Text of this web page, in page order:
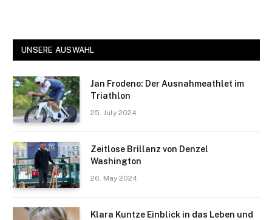
UNSERE AUSWAHL
Jan Frodeno: Der Ausnahmeathlet im
Triathlon
25. July 2024
Zeitlose Brillanz von Denzel
Washington
26. May 2024
Klara Kuntze Einblick in das Leben und